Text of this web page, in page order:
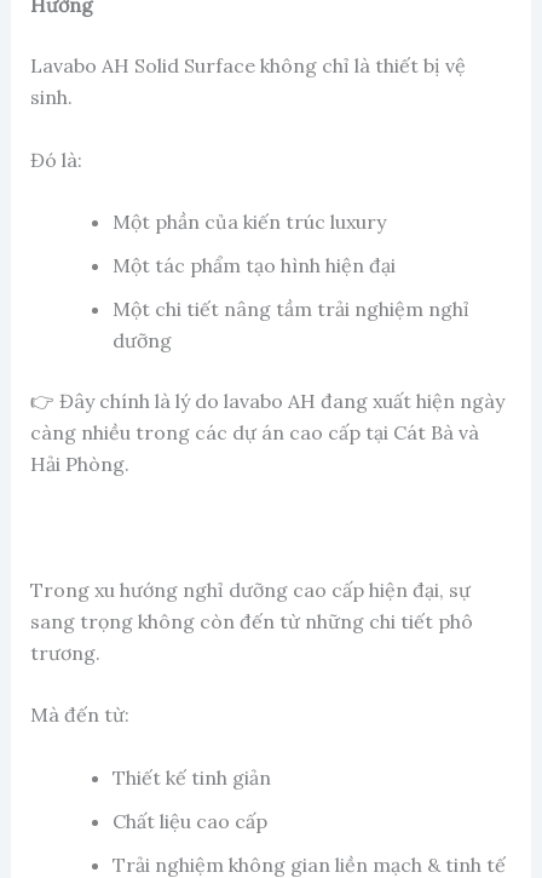
Hưởng
Lavabo AH Solid Surface không chỉ là thiết bị vệ
sinh.
Đó là:
Một phần của kiến trúc luxury
Một tác phẩm tạo hình hiện đại
Một chi tiết nâng tầm trải nghiệm nghỉ
dưỡng
👉 Đây chính là lý do lavabo AH đang xuất hiện ngày
càng nhiều trong các dự án cao cấp tại Cát Bà và
Hải Phòng.
Trong xu hướng nghỉ dưỡng cao cấp hiện đại, sự
sang trọng không còn đến từ những chi tiết phô
trương.
Mà đến từ:
Thiết kế tinh giản
Chất liệu cao cấp
Trải nghiệm không gian liền mạch & tinh tế